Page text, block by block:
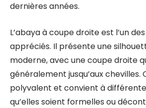
dernières années.
L’abaya à coupe droite est l’un
appréciés. Il présente une
moderne, avec une coupe droite
généralement jusqu’aux chevilles.
polyvalent et convient à
qu’elles soient formelles ou